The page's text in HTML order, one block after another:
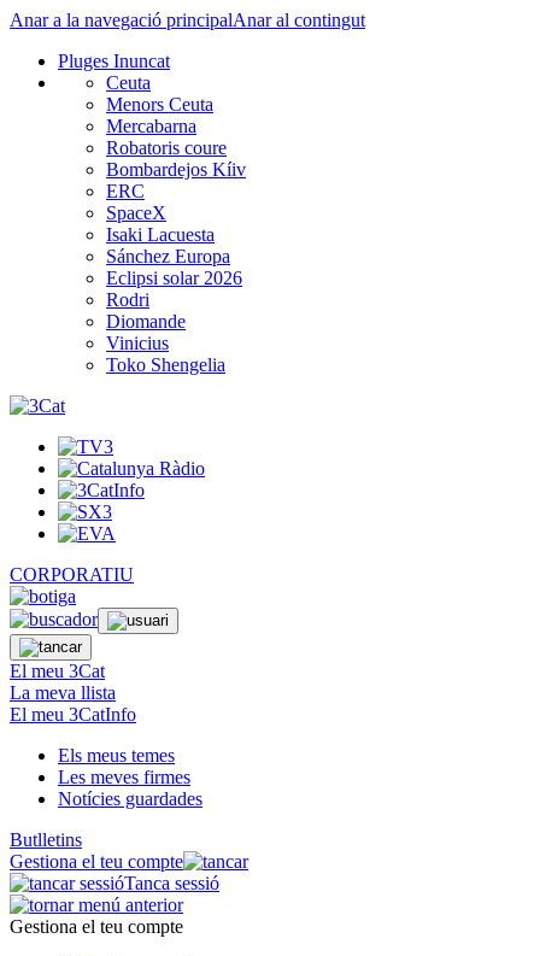
Anar a la navegació principalAnar al contingut
Pluges Inuncat
Ceuta
Menors Ceuta
Mercabarna
Robatoris coure
Bombardejos Kíiv
ERC
SpaceX
Isaki Lacuesta
Sánchez Europa
Eclipsi solar 2026
Rodri
Diomande
Vinicius
Toko Shengelia
CORPORATIU
El meu 3Cat
La meva llista
El meu 3CatInfo
Els meus temes
Les meves firmes
Notícies guardades
Butlletins
Gestiona el teu compte
Tanca sessió
Gestiona el teu compte